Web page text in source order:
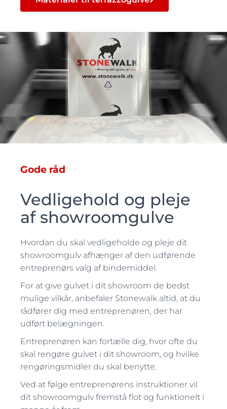
Gode råd
Vedligehold og pleje
af showroomgulve
Hvordan du skal vedligeholde og pleje dit
showroomgulv afhænger af den udførende
entreprenørs valg af bindemiddel.
For at give gulvet i dit showroom de bedst
mulige vilkår, anbefaler Stonewalk altid, at du
rådfører dig med entreprenøren, der har
udført belægningen.
Entreprenøren kan fortælle dig, hvor ofte du
skal rengøre gulvet i dit showroom, og hvilke
rengøringsmidler du skal benytte.
Ved at følge entreprenørens instruktioner vil
dit showroomgulv fremstå flot og funktionelt i